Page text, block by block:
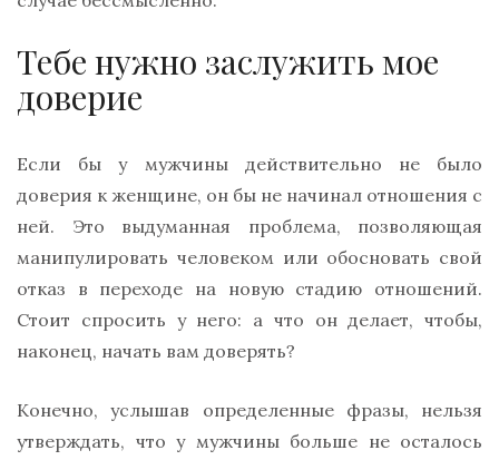
Тебе нужно заслужить мое
доверие
Если бы у мужчины действительно не было
доверия к женщине, он бы не начинал отношения с
ней. Это выдуманная проблема, позволяющая
манипулировать человеком или обосновать свой
отказ в переходе на новую стадию отношений.
Стоит спросить у него: а что он делает, чтобы,
наконец, начать вам доверять?
Конечно, услышав определенные фразы, нельзя
утверждать, что у мужчины больше не осталось